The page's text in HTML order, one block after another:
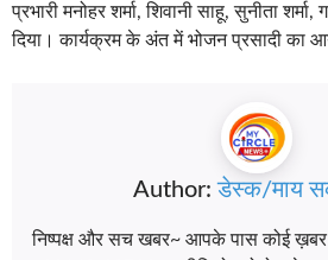
प्रभारी मनोहर शर्मा, शिवानी साहू, सुनीता
दिया। कार्यक्रम के अंत में भोजन प्रसादी का
Author:डेस्क/माय
निष्पक्ष और सच खबर~ आपके पास कोई ख़बर